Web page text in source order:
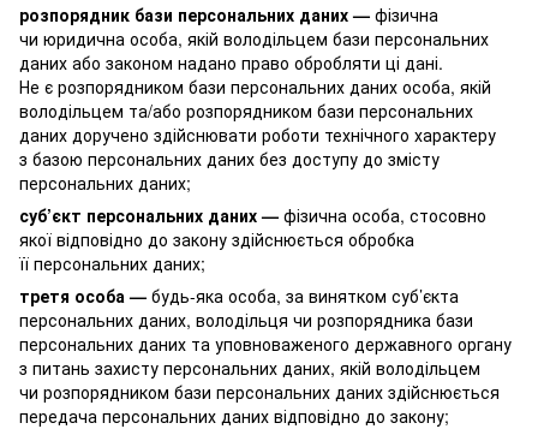
розпорядник бази персональних даних — фізична
чи юридична особа, якій володільцем бази персональних
даних або законом надано право обробляти ці дані.
Не є розпорядником бази персональних даних особа, якій
володільцем та/або розпорядником бази персональних
даних доручено здійснювати роботи технічного характеру
з базою персональних даних без доступу до змісту
персональних даних;
суб’єкт персональних даних — фізична особа, стосовно
якої відповідно до закону здійснюється обробка
її персональних даних;
третя особа — будь-яка особа, за винятком суб’єкта
персональних даних, володільця чи розпорядника бази
персональних даних та уповноваженого державного органу
з питань захисту персональних даних, якій володільцем
чи розпорядником бази персональних даних здійснюється
передача персональних даних відповідно до закону;